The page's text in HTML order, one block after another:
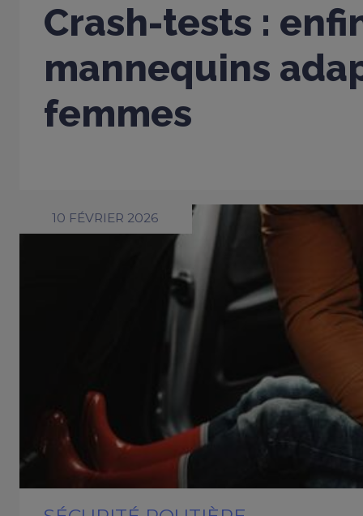
Crash-tests :
mannequins
femmes
10 FÉVRIER 2026